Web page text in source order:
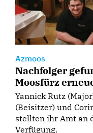
Azmoos
Nachfolger
Moosfürz
Yannick Rutz
(Beisitzer) und
stellten ihr Amt an
Verfügung.